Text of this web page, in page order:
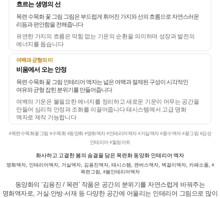
흐르는 생명의 선
목련 수묵화 꽃 그림 그림은 부드럽게 휘어진 가지와 선의 흐름으로 자연스러운
리듬과 편안함을 전해줍니다
유연한 가지의 흐름은 막힘 없는 기운의 순환을 의미하며 성장과 발전의
에너지를 돕습니다
여백과 균형의 미
비움에서 오는 안정
목련 수묵화 꽃 그림 인테리어 액자는 넓은 여백과 절제된 구성이 시각적인
여유와 균형 잡힌 분위기를 만들어줍니다
여백의 기운은 불필요한 에너지를 정리하고 새로운 기운이 머무는 공간을
만들어 심리적 안정과 조화를 이끌어줍니다 태시스템에서 고급 명화
액자로 제작 가능합니다
#목련수묵화꽃그림 #수묵화 #동양화 #명화액자 #인테리어액자 #거실액자 #풍수액자 #꽃그림 #감성
인테리어 #힐링아트
화사하고 고결한 봄의 숨결을 담은 목련화 동양화 인테리어 액자
명화액자, 인테리어액자, 거실액자, 김용진액자, 태시스템, 캔버스액자, 벽걸이액자, 카페소품, #
목련그림, #봄인테리어액자
동양화의 ‘김용진 / 목련’ 작품은 공간의 분위기를 자연스럽게 바꿔주는
명화액자로, 거실·안방·서재 등 다양한 공간에 어울리는 인테리어 그림으로 많이